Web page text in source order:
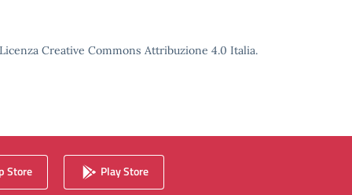
Creative Commons Attribuzione 4.0 Italia.
Store Play Store